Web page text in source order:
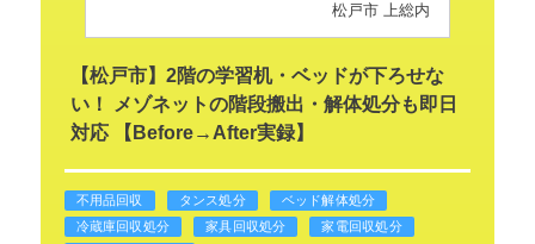
松戸市 上総内
【松戸市】2階の学習机・ベッドが下ろせな
い！ メゾネットの階段搬出・解体処分も即日
対応 【Before→After実録】
不用品回収 タンス処分
ベッド解体処分
冷蔵庫回収処分
家具回収処分
家電回収処分